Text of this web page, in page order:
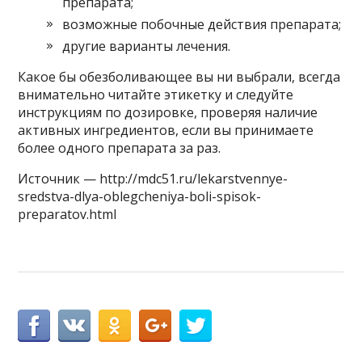
возможные побочные действия препарата;
другие варианты лечения.
Какое бы обезболивающее вы ни выбрали, всегда
внимательно читайте этикетку и следуйте
инструкциям по дозировке, проверяя наличие
активных ингредиентов, если вы принимаете
более одного препарата за раз.
Источник — http://mdc51.ru/lekarstvennye-
sredstva-dlya-oblegcheniya-boli-spisok-
preparatov.html